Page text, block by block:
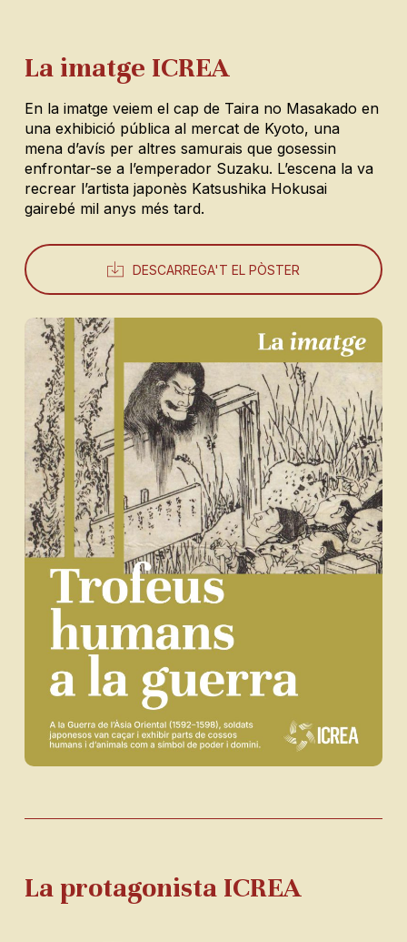
La imatge ICREA
En la imatge veiem el cap de Taira no Masakado en
una exhibició pública al mercat de Kyoto, una
mena d’avís per altres samurais que gosessin
enfrontar-se a l’emperador Suzaku. L’escena la va
recrear l’artista japonès Katsushika Hokusai
gairebé mil anys més tard.
DESCARREGA'T EL PÒSTER
La protagonista ICREA